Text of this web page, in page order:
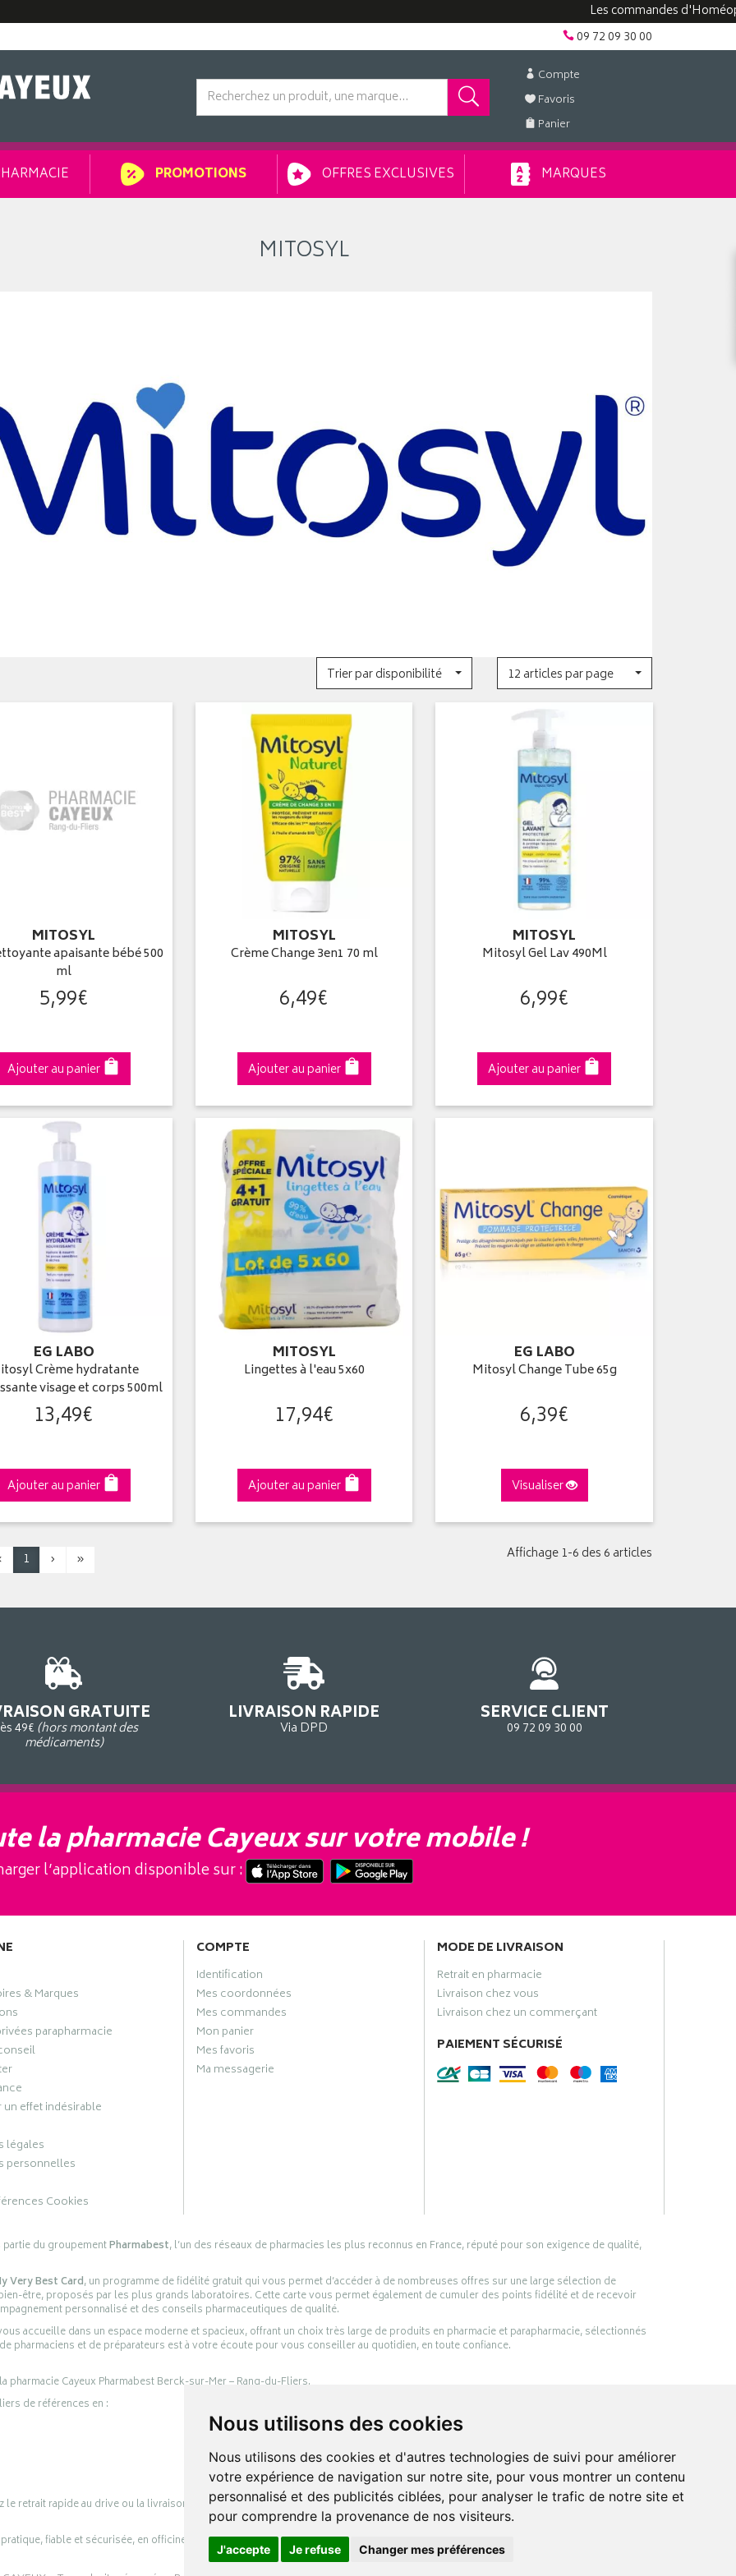
Nous utilisons des cookies
Nous utilisons des cookies et d'autres technologies de suivi pour améliorer
votre expérience de navigation sur notre site, pour vous montrer un contenu
personnalisé et des publicités ciblées, pour analyser le trafic de notre site et
pour comprendre la provenance de nos visiteurs.
J'accepte Je refuse Changer mes préférences
Les commandes
09 72 09 30 00
Compte
Favoris
Panier
PROMOTIONS OFFRES EXCLUSIVES MARQUES
MITOSYL
Trier par disponibilité 12 articles par page
MITOSYL
apaisante bébé 500
ml
5,99€
Ajouter au panier
MITOSYL
Crème Change 3en1 70 ml
6,49€
Ajouter au panier
MITOSYL
Mitosyl Gel Lav 490Ml
6,99€
Ajouter au panier
EG LABO
Crème hydratante
visage et corps 500ml
13,49€
Ajouter au panier
MITOSYL
Lingettes à l'eau 5x60
17,94€
Ajouter au panier
EG LABO
Mitosyl Change Tube 65g
6,39€
Visualiser
1 › » Affichage 1-6 des 6 articles
GRATUITE
49€(hors montant des
médicaments)
LIVRAISON RAPIDE
Via DPD
SERVICE CLIENT
09 72 09 30 00
la pharmacie Cayeux sur votre mobile !
l’application disponible sur :
& Marques
parapharmacie
effet indésirable
légales
personnelles
Cookies
COMPTE
Identification
Mes coordonnées
Mes commandes
Mon panier
Mes favoris
Ma messagerie
MODE DE LIVRAISON
Retrait en pharmacie
Livraison chez vous
Livraison chez un commerçant
PAIEMENT SÉCURISÉ
du groupementPharmabest, l’un des réseaux de pharmacies les plus reconnus en France, réputé pour son exigence de qualité,
Very Best Card, un programme de fidélité gratuit qui vous permet d’accéder à de nombreuses offres sur une large sélection de
être, proposés par les plus grands laboratoires. Cette carte vous permet également de cumuler des points fidélité et de recevoir
personnalisé et des conseils pharmaceutiques de qualité.
accueille dans un espace moderne et spacieux, offrant un choix très large de produits en pharmacie et parapharmacie, sélectionnés
pharmaciens et de préparateurs est à votre écoute pour vous conseiller au quotidien, en toute confiance.
Cayeux Pharmabest Berck-sur-Mer – Rang-du-Fliers.
de références en :
retrait rapide au drive ou la livraison à domicile, en toute simplicité.
fiable et sécurisée, en officine comme en ligne, au service de votre santé et de votre bien-être.